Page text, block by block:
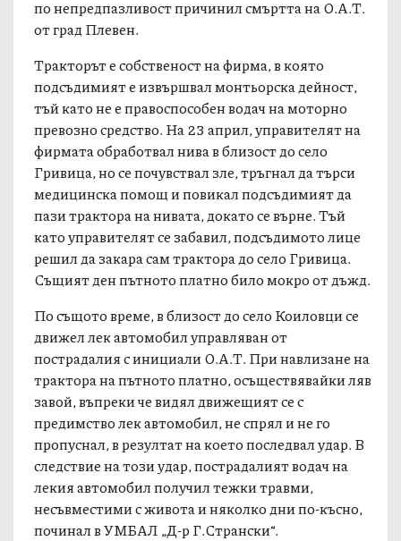
по непредпазливост причинил смъртта на О.А.Т.
от град Плевен.
Тракторът е собственост на фирма, в която
подсъдимият е извършвал монтьорска дейност,
тъй като не е правоспособен водач на моторно
превозно средство. На 23 април, управителят на
фирмата обработвал нива в близост до село
Гривица, но се почувствал зле, тръгнал да търси
медицинска помощ и повикал подсъдимият да
пази трактора на нивата, докато се върне. Тъй
като управителят се забавил, подсъдимото лице
решил да закара сам трактора до село Гривица.
Същият ден пътното платно било мокро от дъжд.
По същото време, в близост до село Коиловци се
движел лек автомобил управляван от
пострадалия с инициали О.А.Т. При навлизане на
трактора на пътното платно, осъществявайки ляв
завой, въпреки че видял движещият се с
предимство лек автомобил, не спрял и не го
пропуснал, в резултат на което последвал удар. В
следствие на този удар, пострадалият водач на
лекия автомобил получил тежки травми,
несъвместими с живота и няколко дни по-късно,
починал в УМБАЛ „Д-р Г.Странски“.